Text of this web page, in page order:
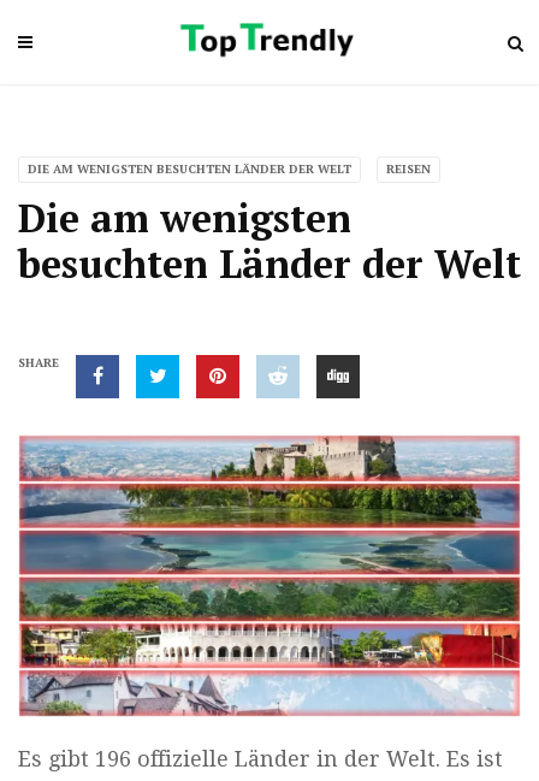
DIE AM WENIGSTEN BESUCHTEN LÄNDER DER WELT REISEN
Die am wenigsten
besuchten Länder der Welt
SHARE
Es gibt 196 offizielle Länder in der Welt. Es ist